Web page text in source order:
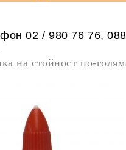
02 / 980 76 76,
на стойност по-